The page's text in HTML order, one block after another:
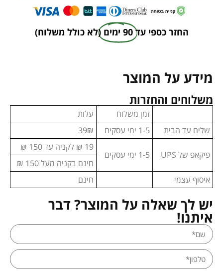
החזר כספי עד 90 ימים (לא כולל משלוח)
מידע על המוצר
משלוחים והחזרות
זמן משלוח
עלות
שליח עד הבית
1-5 ימי עסקים 39₪
פיקאפ של UPS 1-5 ימי עסקים
19 ₪ לקניה עד 150 ₪
חינם בקניה מעל 150 ₪
איסוף עצמי
חינם
יש לך שאלה על המוצר? דבר
איתנו!